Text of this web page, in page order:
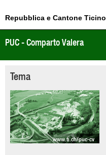
Repubblica e Cantone Ticino
PUC - Comparto Valera
Tema
www.ti.ch/puc-cv